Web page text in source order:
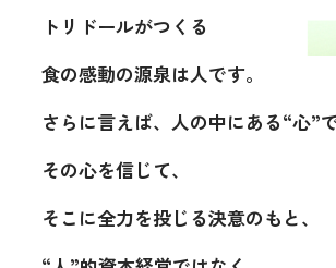
トリドールがつくる
食の感動の源泉は人です。
さらに言えば、人の中にある“心”で
その心を信じて、
そこに全力を投じる決意のもと、